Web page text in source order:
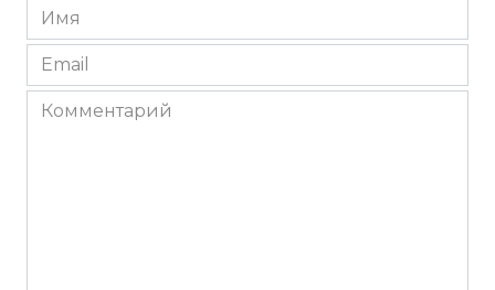
Имя
*
Email
*
Комментарий